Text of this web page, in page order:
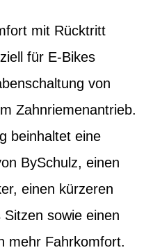
mit Rücktritt
für E-Bikes
von
Zahnriemenantrieb.
beinhaltet eine
BySchulz, einen
einen kürzeren
sowie einen
mehr Fahrkomfort.